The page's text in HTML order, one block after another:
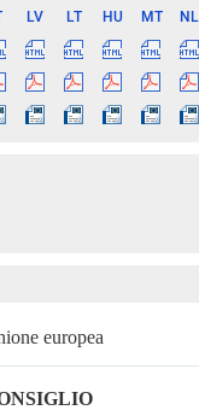
LV LT HU MT NL
europea